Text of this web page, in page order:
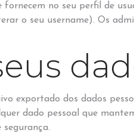
no seu perfil de
o seu username). Os
exportado dos dados
dado pessoal que